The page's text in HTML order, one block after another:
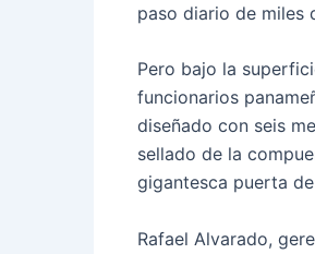
paso diario de miles
Pero bajo la
funcionarios
diseñado con seis
sellado de la
gigantesca puerta
Rafael Alvarado,